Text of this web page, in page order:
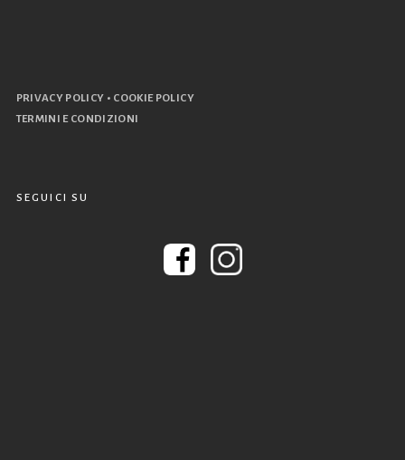
PRIVACY POLICY • COOKIE POLICY
TERMINI E CONDIZIONI
SEGUICI SU